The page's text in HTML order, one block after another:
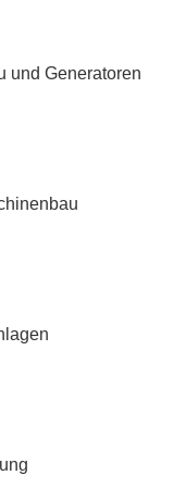
und Generatoren